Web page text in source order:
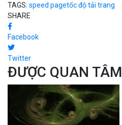
TAGS: speed pagetốc độ tải trang
SHARE
Facebook
Twitter
ĐƯỢC QUAN TÂM